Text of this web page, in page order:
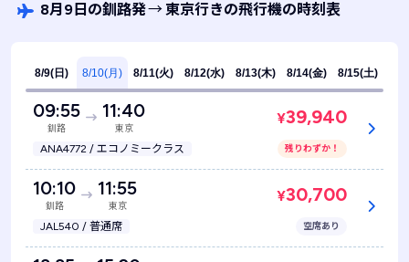
8月9日の釧路発→東京行きの飛行機の時刻表
8/9(日) 8/10(月) 8/11(火) 8/12(水) 8/13(木) 8/14(金) 8/15(土)
09:55
釧路
11:40
東京
ANA4772 / エコノミークラス
¥39,940
残りわずか！
10:10
釧路
11:55
東京
JAL540 / 普通席
¥30,700
空席あり